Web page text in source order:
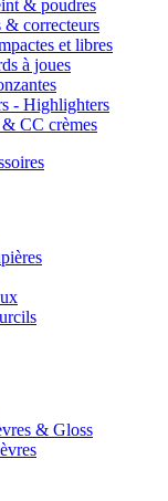
& poudres
& correcteurs
et libres
à joues
- Highlighters
CC crèmes
& Gloss